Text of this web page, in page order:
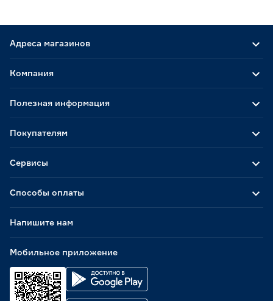
Адреса магазинов
Способы оплаты
Мобильное приложение
Компания
Полезная информация
Покупателям
Сервисы
Напишите нам